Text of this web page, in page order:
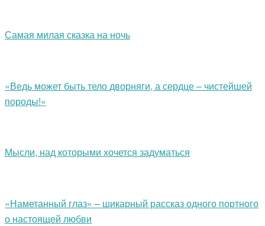
Самая милая сказка на ночь
«Ведь может быть тело дворняги, а сердце – чистейшей
породы!»
Мысли, над которыми хочется задуматься
«Наметанный глаз» – шикарный рассказ одного портного
о настоящей любви